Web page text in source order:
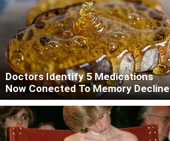
Doctors Identify 5 Medications
Now Conected To Memory Decline